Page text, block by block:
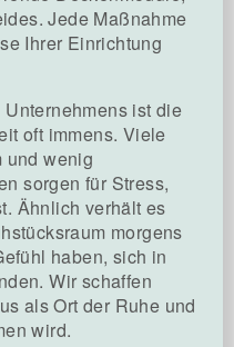
Jede Maßnahme
Ihrer Einrichtung
ist die
oft immens. Viele
und wenig
sorgen für Stress,
Ähnlich verhält es
morgens
haben, sich in
Wir schaffen
als Ort der Ruhe und
wird.